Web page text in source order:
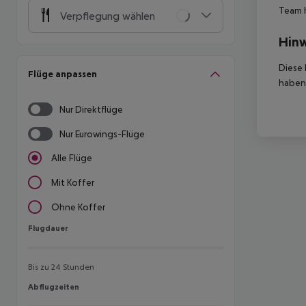
Verpflegung wählen
Flüge anpassen
Nur Direktflüge
Nur Eurowings-Flüge
Alle Flüge
Mit Koffer
Ohne Koffer
Flugdauer
Flugdauer
Bis zu 24 Stunden
Abflugzeiten
Abflugzeiten
Team
Diese